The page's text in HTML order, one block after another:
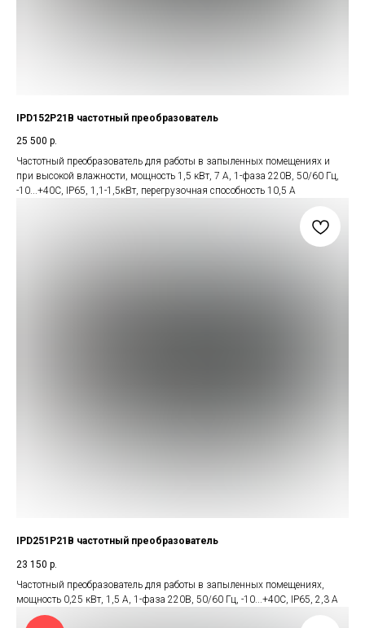
IPD152P21B частотный преобразователь
25 500 р.
Частотный преобразователь для работы в запыленных помещениях и
при высокой влажности, мощность 1,5 кВт, 7 А, 1-фаза 220В, 50/60 Гц,
-10...+40С, IP65, 1,1-1,5кВт, перегрузочная способность 10,5 А
IPD251P21B частотный преобразователь
23 150 р.
Частотный преобразователь для работы в запыленных помещениях,
мощность 0,25 кВт, 1,5 А, 1-фаза 220В, 50/60 Гц, -10...+40С, IP65, 2,3 А